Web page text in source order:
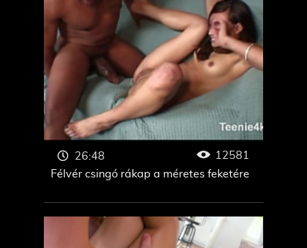
Félvér csingó rákap a méretes feketére
26:48 12581